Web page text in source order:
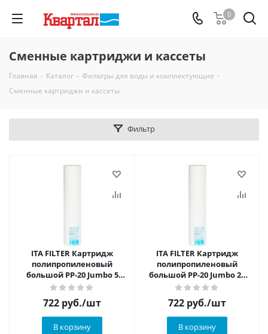
0
Сменные картриджи и кассеты
Главная - Каталог - Фильтры для воды и комплектующие -
Сменные картриджи и кассеты
Фильтр
ITA FILTER Картридж
полипропиленовый
большой PP-20 Jumbo 5
микрон
722 руб./шт
В корзину
ITA FILTER Картридж
полипропиленовый
большой PP-20 Jumbo 20
микрон
722 руб./шт
В корзину